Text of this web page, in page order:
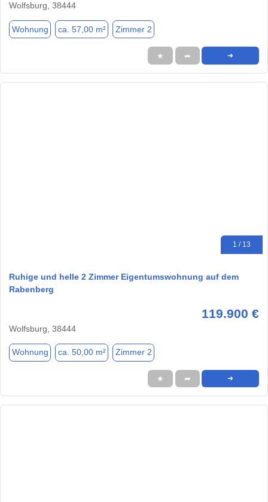
Wolfsburg, 38444
Wohnung ca. 57,00 m² Zimmer 2
★ ➦ ➜
1 / 13
Ruhige und helle 2 Zimmer Eigentumswohnung auf dem
Rabenberg
119.900 €
Wolfsburg, 38444
Wohnung ca. 50,00 m² Zimmer 2
★ ➦ ➜